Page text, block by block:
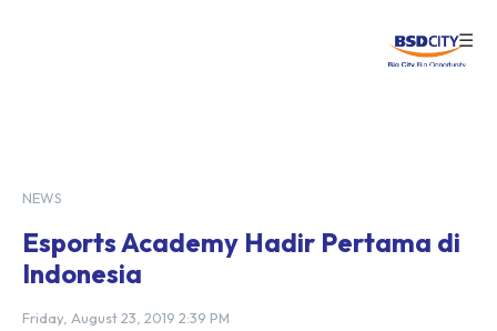
☰
NEWS
Esports Academy Hadir Pertama di
Indonesia
Friday, August 23, 2019 2:39 PM